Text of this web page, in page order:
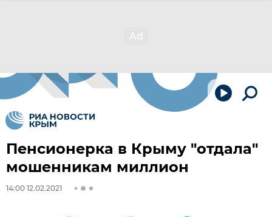
Пенсионерка в Крыму "отдала"
мошенникам миллион
14:00 12.02.2021